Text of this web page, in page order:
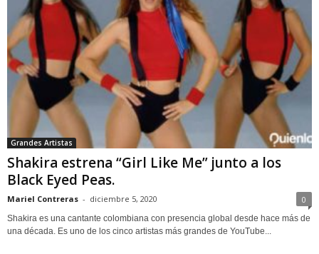
Grandes Artistas
Shakira estrena “Girl Like Me” junto a los
Black Eyed Peas.
Mariel Contreras - diciembre 5, 2020 0
Shakira es una cantante colombiana con presencia global desde hace más de
una década. Es uno de los cinco artistas más grandes de YouTube...